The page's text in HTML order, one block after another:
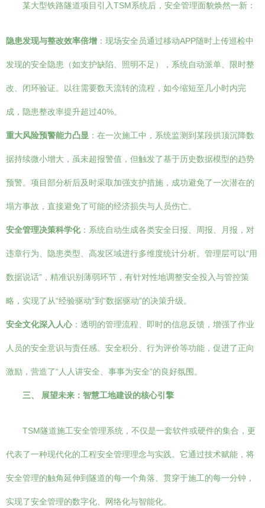
某大型铁路隧道项目引入TSM系统后，安全管理面貌焕然一新：
隐患发现与整改效率倍增 ：现场安全员通过移动APP随时上传巡检中
发现的安全隐患（如支护缺陷、照明不足），系统自动派单、限时整
改、闭环验证。以往需要数天流转的流程，如今缩短至几小时内完
成，隐患整改率提升超过40%。
重大风险预警能力凸显 ：在一次施工中，系统监测到某段拱顶沉降数
据持续微小增大，虽未超报警值，但触发了基于历史数据模型的趋势
预警。项目部分析后及时采取加强支护措施，成功避免了一次潜在的
塌方事故，直接避免了可能的经济损失与人员伤亡。
安全管理决策科学化：系统自动生成各类安全日报、周报、月报，对
违章行为、隐患类型、高发区域进行多维度统计分析。管理层可以“用
数据说话”，精准识别薄弱环节，有针对性地调整安全投入与管控策
略，实现了从“经验驱动”到“数据驱动”的决策升级。
安全文化深入人心：透明的管理流程、即时的信息反馈，增强了作业
人员的安全意识与责任感。安全积分、行为评价等功能，促进了正向
激励，营造了“人人讲安全、事事为安全”的良好氛围。
三、 展望未来：智慧工地建设的核心引擎
TSM隧道施工安全管理系统，不仅是一套软件或硬件的集合，更
代表了一种现代化的工程安全管理理念与实践。它通过技术赋能，将
安全管理的触角延伸到隧道的每一个角落、贯穿于施工的每一分钟，
实现了安全管理的数字化、网络化与智能化。